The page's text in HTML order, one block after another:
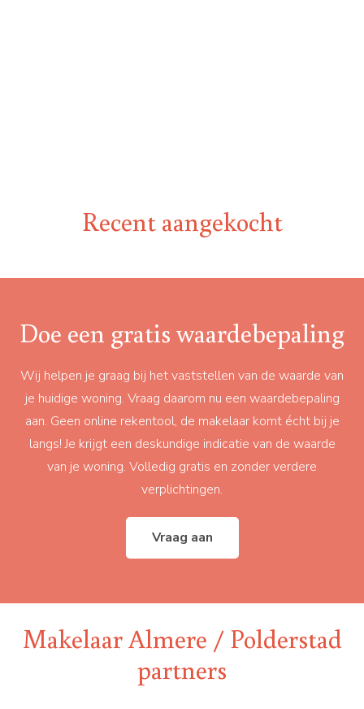
Recent aangekocht
Doe een gratis waardebepaling
Wij helpen je graag bij het vaststellen van de waarde van
je huidige woning. Vraag daarom nu een waardebepaling
aan. Geen online rekentool, de makelaar komt écht bij je
langs! Je krijgt een deskundige indicatie van de waarde
van je woning. Volledig gratis en zonder verdere
verplichtingen.
Vraag aan
Makelaar Almere / Polderstad
partners